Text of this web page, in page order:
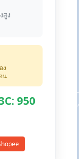
สูง
ง
น
950